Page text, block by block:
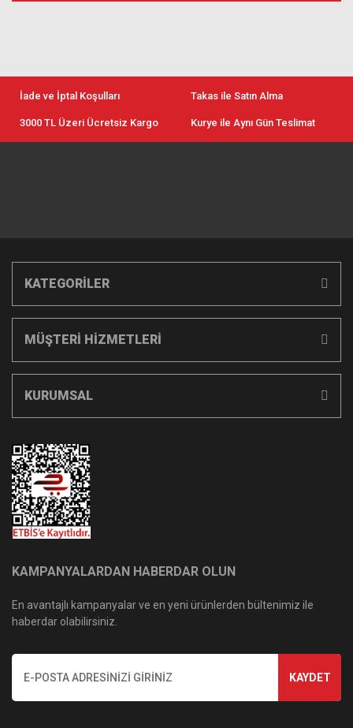
İade ve İptal Koşulları Takas ile Satın Alma
3000 TL Üzeri Ücretsiz Kargo Kurye ile Aynı Gün Teslimat
KATEGORİLER
MÜŞTERİ HİZMETLERİ
KURUMSAL
KAMPANYALARDAN HABERDAR OLUN
En avantajlı kampanyalar ve en yeni ürünlerden bültenimiz ile
haberdar olabilirsiniz.
KAYDET